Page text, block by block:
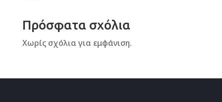
Πρόσφατα σχόλια
Χωρίς σχόλια για εμφάνιση.